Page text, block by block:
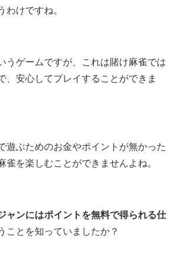
わけですね。
うゲームですが、これは賭け麻雀では
、安心してプレイすることができま
遊ぶためのお金やポイントが無かった
雀を楽しむことができませんよね。
ャンにはポイントを無料で得られる仕
ことを知っていましたか？